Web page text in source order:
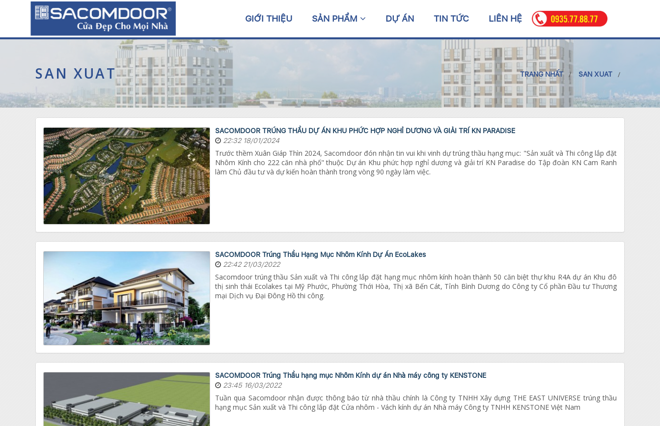
GIỚI THIỆU SẢN PHẨM DỰ ÁN TIN TỨC LIÊN HỆ
SAN XUAT TRANG NHẤT SAN XUAT
SACOMDOOR TRÚNG THẦU DỰ ÁN KHU PHỨC HỢP NGHỈ DƯƠNG VÀ GIẢI TRÍ KN PARADISE
22:32 18/01/2024
Trước thềm Xuân Giáp Thìn 2024, Sacomdoor đón nhận tin vui khi vinh dự trúng thầu hạng mục: "Sản xuất và Thi công lắp đặt
Nhôm Kính cho 222 căn nhà phố" thuộc Dự án Khu phức hợp nghỉ dương và giải trí KN Paradise do Tập đoàn KN Cam Ranh
làm Chủ đầu tư và dự kiến hoàn thành trong vòng 90 ngày làm việc.
SACOMDOOR Trúng Thầu Hạng Mục Nhôm Kính Dự Án EcoLakes
22:42 21/03/2022
Sacomdoor trúng thầu Sản xuất và Thi công lắp đặt hạng mục nhôm kính hoàn thành 50 căn biệt thự khu R4A dự án Khu đô
thị sinh thái Ecolakes tại Mỹ Phước, Phường Thới Hòa, Thị xã Bến Cát, Tỉnh Bình Dương do Công ty Cổ phần Đầu tư Thương
mại Dịch vụ Đại Đông Hồ thi công.
SACOMDOOR Trúng Thầu hạng mục Nhôm Kính dự án Nhà máy công ty KENSTONE
23:45 16/03/2022
Tuần qua Sacomdoor nhận được thông báo từ nhà thầu chính là Công ty TNHH Xây dựng THE EAST UNIVERSE trúng thầu
hạng mục Sản xuất và Thi công lắp đặt Cửa nhôm - Vách kính dự án Nhà máy Công ty TNHH KENSTONE Việt Nam